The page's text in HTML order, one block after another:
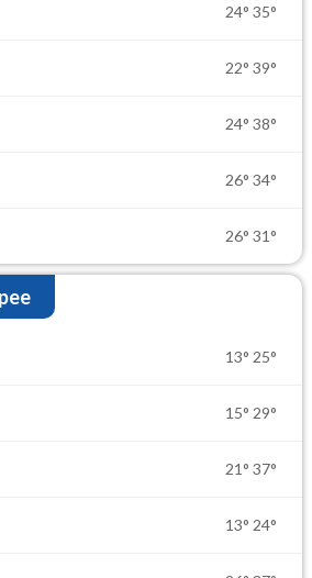
24° 35°
22° 39°
24° 38°
26° 34°
26° 31°
13° 25°
15° 29°
21° 37°
13° 24°